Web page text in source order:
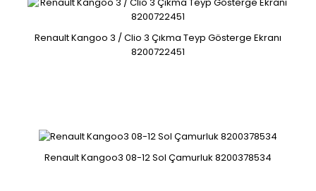
7701068114 8201590631..
8200722451
Renault Kangoo 3 / Clio 3 Çıkma Teyp Gösterge Ekranı
8200722451
Renault Kangoo3 08-12 Sol Çamurluk 8200378534